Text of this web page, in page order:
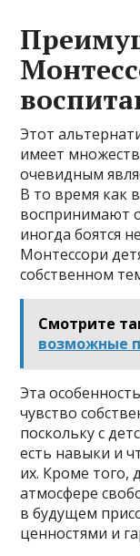
Этот
имеет
очевидным
В то время как
воспринимают
иногда боятся
Монтессори
собственном
Смотрите
возможные
Эта
чувство
поскольку с
есть навыки и
их. Кроме того,
атмосфере
в будущем
ценностями и